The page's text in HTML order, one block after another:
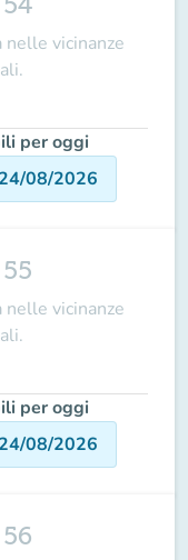
vicinanze
per oggi
24/08/2026
vicinanze
per oggi
24/08/2026